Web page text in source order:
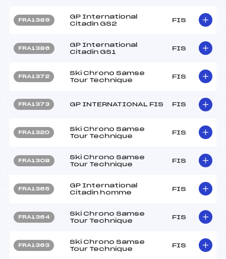
FRA1389
GP International
Citadin GS2
FIS
FRA1386
GP International
Citadin GS1
FIS
FRA1372
Ski Chrono Samse
Tour Technique
FIS
FRA1373 GP INTERNATIONAL FIS FIS
FRA1320
Ski Chrono Samse
Tour Technique
FIS
FRA1308
Ski Chrono Samse
Tour Technique
FIS
FRA1365
GP International
Citadin homme
FIS
FRA1364
Ski Chrono Samse
Tour Technique
FIS
FRA1363
Ski Chrono Samse
Tour Technique
FIS